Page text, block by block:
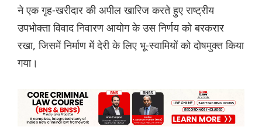
ने एक गृह-खरीदार की अपील खारिज करते हुए राष्ट्रीय
उपभोक्ता विवाद निवारण आयोग के उस निर्णय को बरकरार
रखा, जिसमें निर्माण में देरी के लिए भू-स्वामियों को दोषमुक्त किया
गया।